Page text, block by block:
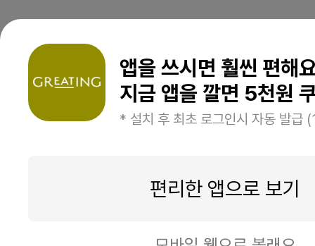
앱을 쓰시면 훨씬 편해
지금 앱을 깔면 5천원
* 설치 후 최초 로그인시 자동 발급
편리한 앱으로 보기